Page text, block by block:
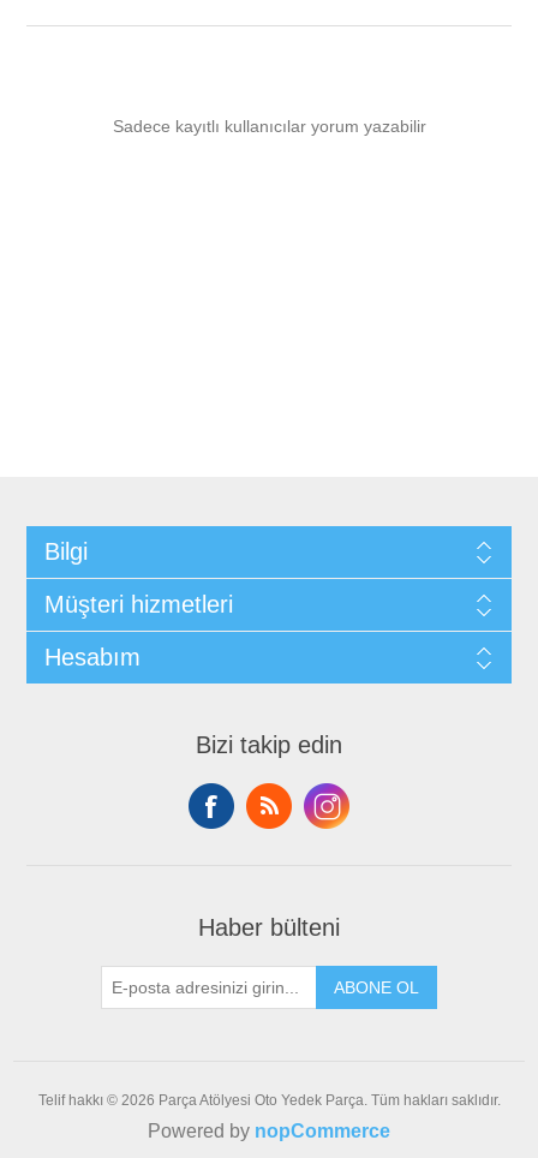
Sadece kayıtlı kullanıcılar yorum yazabilir
Bilgi
Müşteri hizmetleri
Hesabım
Bizi takip edin
Haber bülteni
ABONE OL
Telif hakkı © 2026 Parça Atölyesi Oto Yedek Parça. Tüm hakları saklıdır.
Powered by nopCommerce